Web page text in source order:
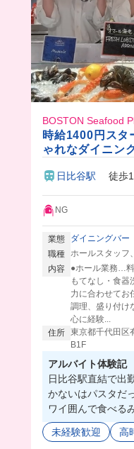
BOSTON Seafood
時給1400円スタ
ゃれなダイニン
日比谷駅 徒歩1
NG
業態
ダイニングバー
職種
ホールスタッフ
内容
●ホール業務…
もてなし・食器
力に合わせて
調理、盛り付け
心に経験...
住所 東京都千代田区
B1F
アルバイト体験記
日比谷駅直結で出
かないはパスタだ
ワイ囲んで食べる
の楽しくて幸せ🥹
時給1400円から始
未経験歓迎 高